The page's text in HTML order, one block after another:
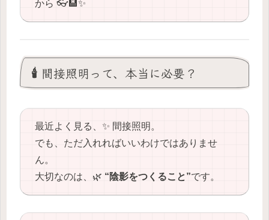
から 👓🏨✨
🕯️ 間接照明って、本当に必要？
最近よく見る、✨ 間接照明。
でも、ただ入れればいいわけではありませ
ん。
大切なのは、🌿 “陰影をつくること”です。